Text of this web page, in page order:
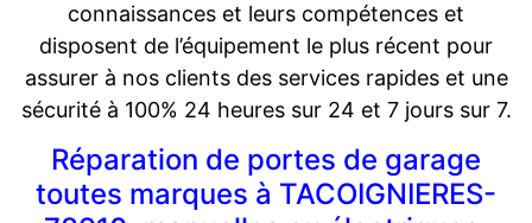
connaissances et leurs compétences et
disposent de l’équipement le plus récent pour
assurer à nos clients des services rapides et une
sécurité à 100% 24 heures sur 24 et 7 jours sur 7.
Réparation de portes de garage
toutes marques à TACOIGNIERES-